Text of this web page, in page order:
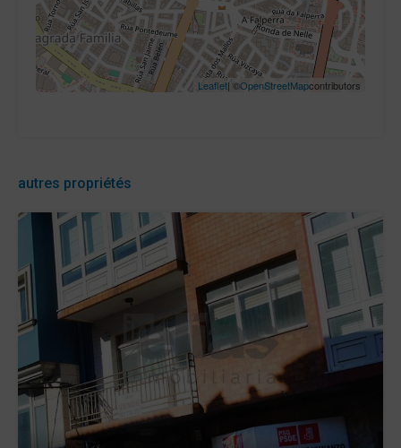
Leaflet| ©OpenStreetMapcontributors
autres propriétés